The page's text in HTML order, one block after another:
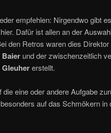
empfehlen: Nirgendwo gibt
Dafür ist allen an der
den Retros waren dies Direktor
und der zwischenzeitlich
erstellt.
eine oder andere Aufgabe
auf das Schmökern in